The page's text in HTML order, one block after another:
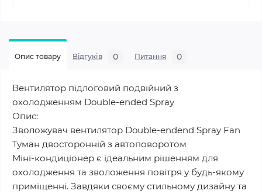
Опис товару Відгуків 0 Питання 0
Вентилятор підлоговий подвійний з
охолодженням Double-ended Spray
Опис:
Зволожувач вентилятор Double-endend Spray Fan
Туман двосторонній з автоповоротом
Міні-кондиціонер є ідеальним рішенням для
охолодження та зволоження повітря у будь-якому
приміщенні. Завдяки своєму стильному дизайну та